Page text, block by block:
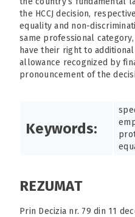
the HCCJ decision,
equality and non-
same professional
have their right to
allowance recognized by
pronouncement of the
Keywords:
REZUMAT
Prin Decizia nr. 79 din 11